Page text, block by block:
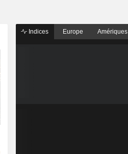
Indices Europe Amériques